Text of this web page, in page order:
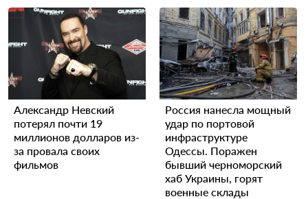
Александр Невский
потерял почти 19
миллионов долларов из-
за провала своих
фильмов
Россия нанесла мощный
удар по портовой
инфраструктуре
Одессы. Поражен
бывший черноморский
хаб Украины, горят
военные склады